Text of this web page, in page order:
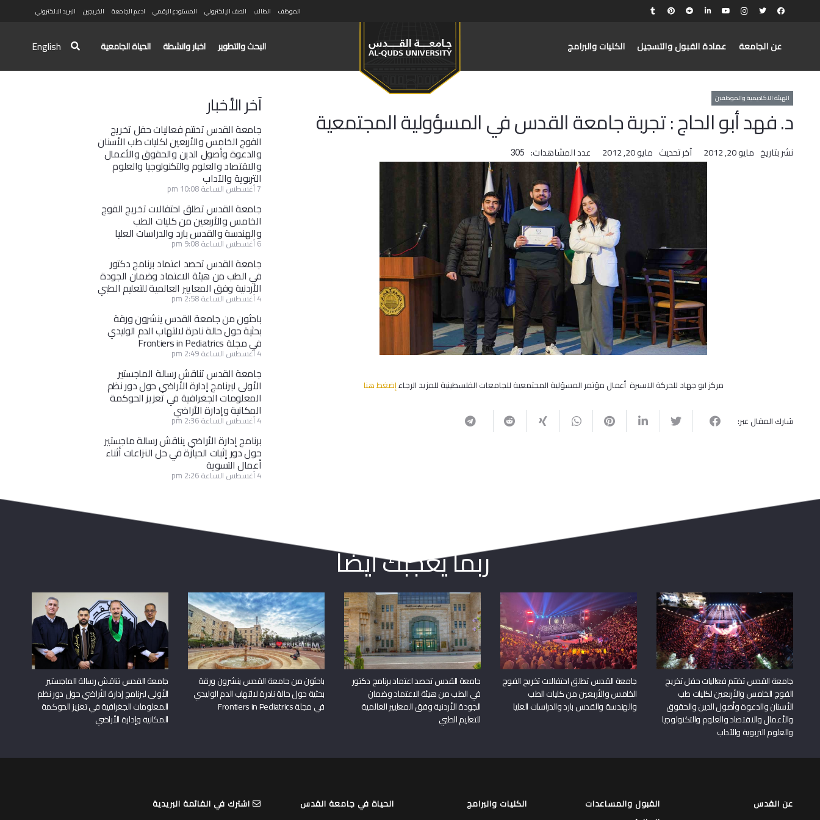
الموظف الطالب الصف الإلكتروني المستودع الرقمي ادعم الجامعة الخريجين البريد الالكتروني
عن الجامعة عمادة القبول والتسجيل الكليات والبرامج البحث والتطوير اخبار وانشطة الحياة الجامعية English
الهيئة الاكاديمية والموظفين
د. فهد أبو الحاج : تجربة جامعة القدس في المسؤولية المجتمعية
نشر بتاريخ مايو 20, 2012 آخر تحديث مايو 20, 2012 عدد المشاهدات: 305
مركز ابو جهاد للحركة الاسيرة أعمال مؤتمر المسؤلية المجتمعية للجامعات الفلسطينية للمزيد الرجاءإضغط هنا
شارك المقال عبر:
آخر الأخبار
جامعة القدس تختتم فعاليات حفل تخريج
الفوج الخامس والأربعين لكليات طب الأسنان
والدعوة وأصول الدين والحقوق والأعمال
والاقتصاد والعلوم والتكنولوجيا والعلوم
التربوية والآداب
7 أغسطس الساعة 10:08 pm
جامعة القدس تطلق احتفالات تخريج الفوج
الخامس والأربعين من كليات الطب
والهندسة والقدس بارد والدراسات العليا
6 أغسطس الساعة 9:08 pm
جامعة القدس تحصد اعتماد برنامج دكتور
في الطب من هيئة الاعتماد وضمان الجودة
الأردنية وفق المعايير العالمية للتعليم الطبي
4 أغسطس الساعة 2:58 pm
باحثون من جامعة القدس ينشرون ورقة
بحثية حول حالة نادرة لالتهاب الدم الوليدي
في مجلة Frontiers in Pediatrics
4 أغسطس الساعة 2:49 pm
جامعة القدس تناقش رسالة الماجستير
الأولى لبرنامج إدارة الأراضي حول دور نظم
المعلومات الجغرافية في تعزيز الحوكمة
المكانية وإدارة الأراضي
4 أغسطس الساعة 2:36 pm
برنامج إدارة الأراضي يناقش رسالة ماجستير
حول دور إثبات الحيازة في حل النزاعات أثناء
أعمال التسوية
4 أغسطس الساعة 2:26 pm
ربما يعجبك أيضا
جامعة القدس تختتم فعاليات حفل تخريج
الفوج الخامس والأربعين لكليات طب
الأسنان والدعوة وأصول الدين والحقوق
والأعمال والاقتصاد والعلوم والتكنولوجيا
والعلوم التربوية والآداب
جامعة القدس تطلق احتفالات تخريج الفوج
الخامس والأربعين من كليات الطب
والهندسة والقدس بارد والدراسات العليا
جامعة القدس تحصد اعتماد برنامج دكتور
في الطب من هيئة الاعتماد وضمان
الجودة الأردنية وفق المعايير العالمية
للتعليم الطبي
باحثون من جامعة القدس ينشرون ورقة
بحثية حول حالة نادرة لالتهاب الدم الوليدي
في مجلة Frontiers in Pediatrics
جامعة القدس تناقش رسالة الماجستير
الأولى لبرنامج إدارة الأراضي حول دور نظم
المعلومات الجغرافية في تعزيز الحوكمة
المكانية وإدارة الأراضي
عن القدس
القبول والمساعدات
الكليات والبرامج الحياة في جامعة القدس اشترك في القائمة البريدية